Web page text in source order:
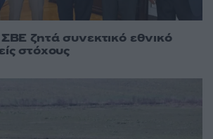
ζητά συνεκτικό εθνικό
στόχους